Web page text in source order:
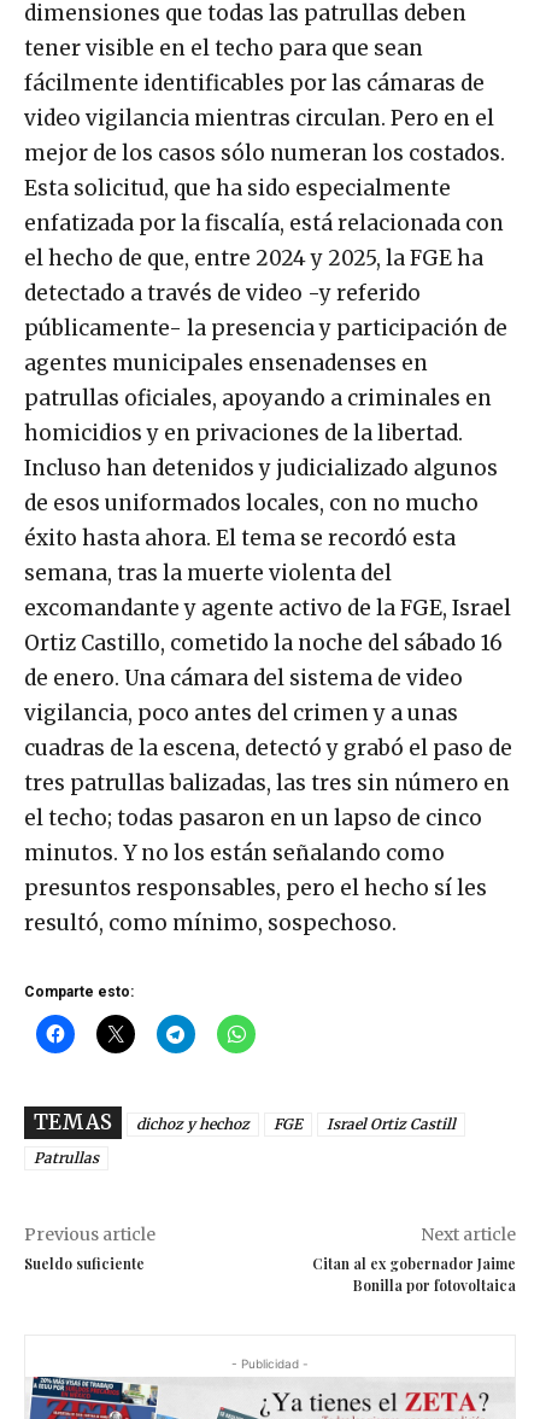
dimensiones que todas las patrullas deben
tener visible en el techo para que sean
fácilmente identificables por las cámaras de
video vigilancia mientras circulan. Pero en el
mejor de los casos sólo numeran los costados.
Esta solicitud, que ha sido especialmente
enfatizada por la fiscalía, está relacionada con
el hecho de que, entre 2024 y 2025, la FGE ha
detectado a través de video -y referido
públicamente- la presencia y participación de
agentes municipales ensenadenses en
patrullas oficiales, apoyando a criminales en
homicidios y en privaciones de la libertad.
Incluso han detenidos y judicializado algunos
de esos uniformados locales, con no mucho
éxito hasta ahora. El tema se recordó esta
semana, tras la muerte violenta del
excomandante y agente activo de la FGE, Israel
Ortiz Castillo, cometido la noche del sábado 16
de enero. Una cámara del sistema de video
vigilancia, poco antes del crimen y a unas
cuadras de la escena, detectó y grabó el paso de
tres patrullas balizadas, las tres sin número en
el techo; todas pasaron en un lapso de cinco
minutos. Y no los están señalando como
presuntos responsables, pero el hecho sí les
resultó, como mínimo, sospechoso.
Comparte esto:
TEMAS dichoz y hechoz FGE
Israel Ortiz Castill
Patrullas
Previous article
Sueldo suficiente
Next article
Citan al ex gobernador Jaime
Bonilla por fotovoltaica
- Publicidad -